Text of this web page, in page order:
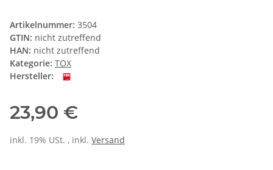
Artikelnummer: 3504
GTIN: nicht zutreffend
HAN: nicht zutreffend
Kategorie: TOX
Hersteller:
23,90 €
inkl. 19% USt. , inkl. Versand